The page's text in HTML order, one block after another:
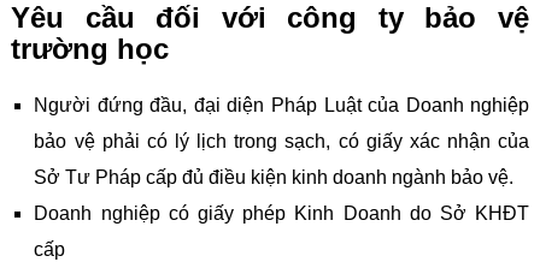
Yêu cầu đối với công ty bảo vệ
trường học
Người đứng đầu, đại diện Pháp Luật của Doanh nghiệp
bảo vệ phải có lý lịch trong sạch, có giấy xác nhận của
Sở Tư Pháp cấp đủ điều kiện kinh doanh ngành bảo vệ.
Doanh nghiệp có giấy phép Kinh Doanh do Sở KHĐT
cấp